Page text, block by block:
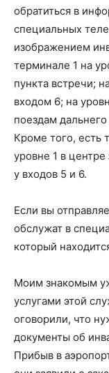
обратиться в
специальных
изображением
терминале 1 на
пункта встречи;
входом 6; на
поездам
Кроме того, есть
уровне 1 в
у входов 5 и 6.
Если вы
обслужат в
который
Моим знакомым
услугами этой
оговорили, что
документы об
Прибыв в